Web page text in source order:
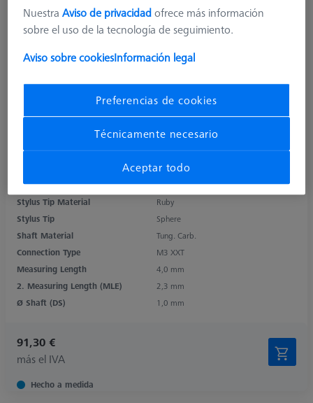
Product Type
Stylus
0,5 mm
Length (L)
13,0 mm
Stylus Tip Material
Ruby
Stylus Tip
Sphere
Shaft Material
Tung. Carb.
Connection Type
M3 XXT
Measuring Length
4,0 mm
2. Measuring Length (MLE)
2,3 mm
Ø Shaft (DS)
1,0 mm
91,30 €
más el IVA
Hecho a medida
NuestraAviso de privacidadofrece más información
sobre el uso de la tecnología de seguimiento.
Aviso sobre cookiesInformación legal
Preferencias de cookies
Técnicamente necesario
Aceptar todo